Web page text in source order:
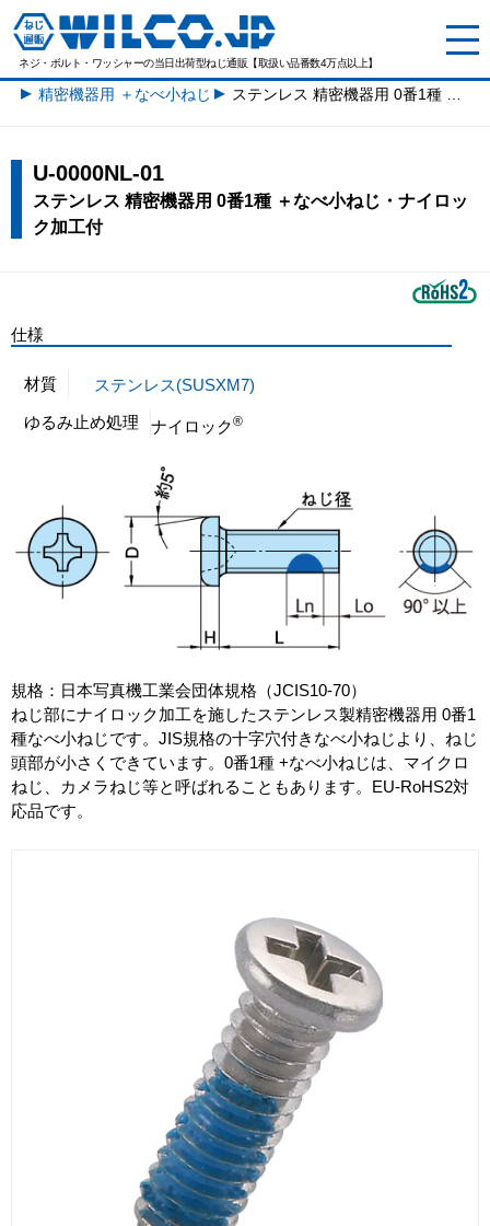
ネジ・ボルト・ワッシャーの当日出荷型ねじ通販【取扱い品番数4万点以上】
精密機器用 ＋なべ小ねじ一覧
U-0000NL-01
ステンレス 精密機器用 0番1種 ＋なべ小ねじ・ナイロッ
ク加工付
仕様
材質
ステンレス(SUSXM7)
ゆるみ止め処理
ナイロック®
規格：日本写真機工業会団体規格（JCIS10-70）
ねじ部にナイロック加工を施したステンレス製精密機器用 0番1
種なべ小ねじです。JIS規格の十字穴付きなべ小ねじより、ねじ
頭部が小さくできています。0番1種 +なべ小ねじは、マイクロ
ねじ、カメラねじ等と呼ばれることもあります。EU-RoHS2対
応品です。